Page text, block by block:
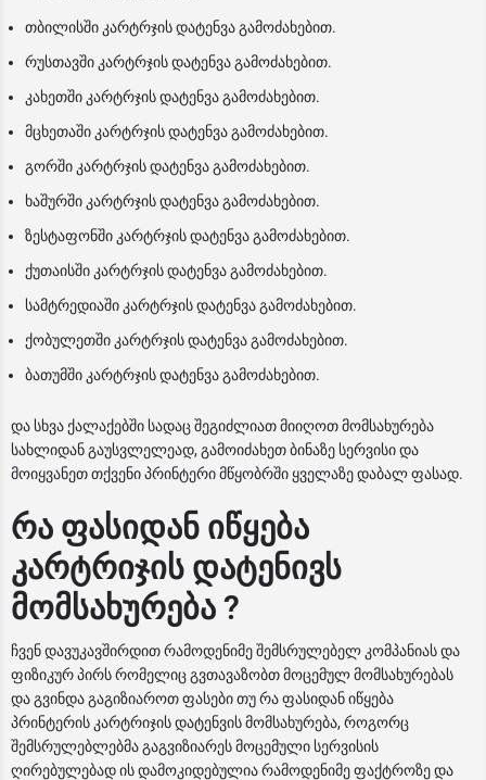
თბილისში კარტრჯის დატენვა გამოძახებით.
რუსთავში კარტრჯის დატენვა გამოძახებით.
კახეთში კარტრჯის დატენვა გამოძახებით.
მცხეთაში კარტრჯის დატენვა გამოძახებით.
გორში კარტრჯის დატენვა გამოძახებით.
ხაშურში კარტრჯის დატენვა გამოძახებით.
ზესტაფონში კარტრჯის დატენვა გამოძახებით.
ქუთაისში კარტრჯის დატენვა გამოძახებით.
სამტრედიაში კარტრჯის დატენვა გამოძახებით.
ქობულეთში კარტრჯის დატენვა გამოძახებით.
ბათუმში კარტრჯის დატენვა გამოძახებით.
და სხვა ქალაქებში სადაც შეგიძლიათ მიიღოთ მომსახურება
სახლიდან გაუსვლელეად, გამოიძახეთ ბინაზე სერვისი და
მოიყვანეთ თქვენი პრინტერი მწყობრში ყველაზე დაბალ ფასად.
რა ფასიდან იწყება
კარტრიჯის დატენივს
მომსახურება ?
ჩვენ დავუკავშირდით რამოდენიმე შემსრულებელ კომპანიას და
ფიზიკურ პირს რომელიც გვთავაზობთ მოცემულ მომსახურებას
და გვინდა გაგიზიაროთ ფასები თუ რა ფასიდან იწყება
პრინტერის კარტრიჯის დატენვის მომსახურება, როგორც
შემსრულებლებმა გაგვიზიარეს მოცემული სერვისის
ღირებულებად ის დამოკიდებულია რამოდენიმე ფაქტროზე და